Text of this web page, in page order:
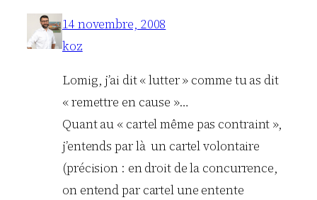
14 novembre, 2008
koz
Lomig, j’ai dit « lutter » comme tu as dit
« remettre en cause »…
Quant au « cartel même pas contraint »,
j’entends par là un cartel volontaire
(précision : en droit de la concurrence,
on entend par cartel une entente